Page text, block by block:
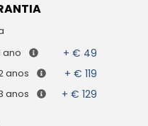
ano
+ € 49
anos + € 119
anos + € 129